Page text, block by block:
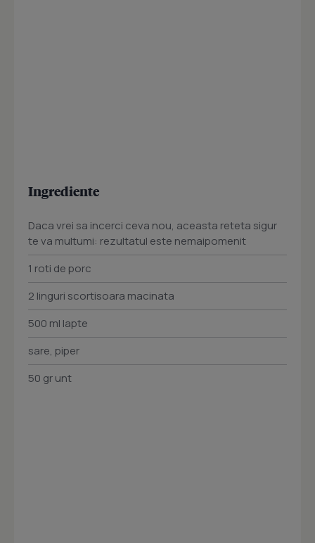
Ingrediente
Daca vrei sa incerci ceva nou, aceasta reteta sigur
te va multumi: rezultatul este nemaipomenit
1 roti de porc
2 linguri scortisoara macinata
500 ml lapte
sare, piper
50 gr unt